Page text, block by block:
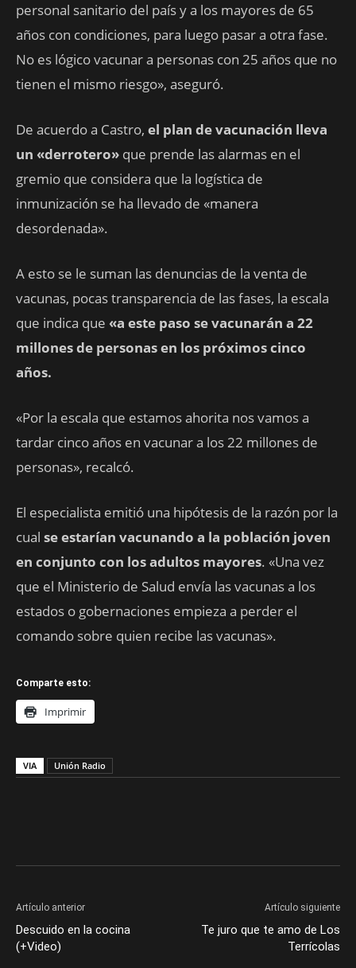
personal sanitario del país y a los mayores de 65
años con condiciones, para luego pasar a otra fase.
No es lógico vacunar a personas con 25 años que no
tienen el mismo riesgo», aseguró.
De acuerdo a Castro, el plan de vacunación lleva
un «derrotero» que prende las alarmas en el
gremio que considera que la logística de
inmunización se ha llevado de «manera
desordenada».
A esto se le suman las denuncias de la venta de
vacunas, pocas transparencia de las fases, la escala
que indica que «a este paso se vacunarán a 22
millones de personas en los próximos cinco
años.
«Por la escala que estamos ahorita nos vamos a
tardar cinco años en vacunar a los 22 millones de
personas», recalcó.
El especialista emitió una hipótesis de la razón por la
cual se estarían vacunando a la población joven
en conjunto con los adultos mayores. «Una vez
que el Ministerio de Salud envía las vacunas a los
estados o gobernaciones empieza a perder el
comando sobre quien recibe las vacunas».
Comparte esto:
Imprimir
VIA Unión Radio
Artículo anterior
Descuido en la cocina
(+Video)
Artículo siguiente
Te juro que te amo de Los
Terrícolas